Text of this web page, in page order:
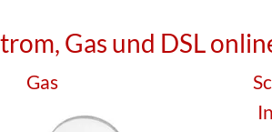
Gas und DSL
Gas